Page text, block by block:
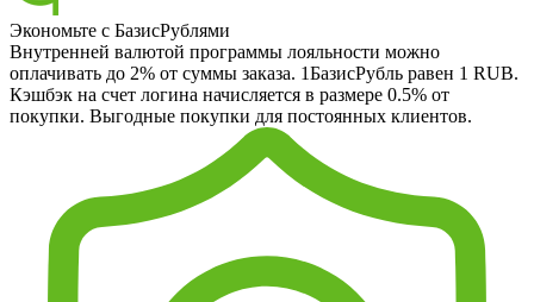
Экономьте с БазисРублями
Внутренней валютой программы лояльности можно
оплачивать до 2% от суммы заказа. 1БазисРубль равен 1 RUB.
Кэшбэк на счет логина начисляется в размере 0.5% от
покупки. Выгодные покупки для постоянных клиентов.